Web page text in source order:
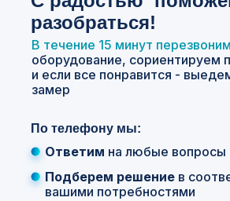
Ответим на любые вопросы
разобраться!
По телефону мы:
В течение 15 минут
оборудование, сориентируем
и если все понравится -
замер
Подберем решение в
вашими потребностями